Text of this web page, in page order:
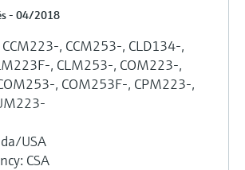
- 04/2018
, CCM253-, CLD134-,
, CLM253-, COM223-,
, COM253F-, CPM223-,
USA
CSA